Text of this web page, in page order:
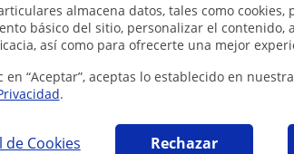
almacena datos, tales como cookies,
básico del sitio, personalizar el contenido,
así como para ofrecerte una mejor
en “Aceptar”, aceptas lo establecido en nuestra
.
de Cookies Rechazar